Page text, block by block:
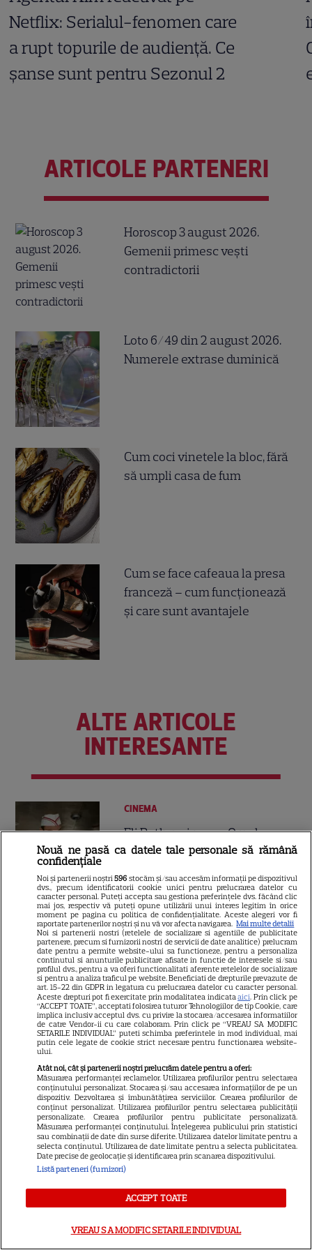
Netflix: Serialul-fenomen care
a rupt topurile de audiență. Ce
șanse sunt pentru Sezonul 2
ARTICOLE PARTENERI
Horoscop 3 august 2026.
Gemenii primesc vești
contradictorii
Loto 6/49 din 2 august 2026.
Numerele extrase duminică
Cum coci vinetele la bloc, fără
să umpli casa de fum
Cum se face cafeaua la presa
franceză – cum funcționează
și care sunt avantajele
ALTE ARTICOLE
INTERESANTE
5
CINEMA
Eli Roth revine cu „Omul cu
înghețata mortală”. Filmul
criminali după ce mănâncă
înghețată
16
NETFLIX
Noutăți Netflix în august 2026:
Robert De Niro, „Nosferatu” și
noile sezoane din „Outer
Banks” și „Un veac de
singurătate”
14
Sean Astin din „Stăpânul
Inelelor” a fost nevoit să își
vândă casa din cauza
salariului mic: Câți bani a
primit de fapt
Elon Musk, atac la adresa
regizorului premiat cu Oscar
Nouă ne pasă ca datele tale personale să rămână
confidențiale
Noi și partenerii noștri596 stocăm și/sau accesăm informații pe dispozitivul
dvs., precum identificatorii cookie unici pentru prelucrarea datelor cu
caracter personal. Puteți accepta sau gestiona preferințele dvs. făcând clic
mai jos, respectiv vă puteți opune utilizării unui interes legitim în orice
moment pe pagina cu politica de confidențialitate. Aceste alegeri vor fi
raportate partenerilor noștri și nu vă vor afecta navigarea. Mai multe detalii
Noi si partenerii nostri (retelele de socializare si agentiile de publicitate
partenere, precum si furnizorii nostri de servicii de date analitice) prelucram
date pentru a permite website-ului sa functioneze, pentru a personaliza
continutul si anunturile publicitare afisate in functie de interesele si/sau
profilul dvs., pentru a va oferi functionalitati aferente retelelor de socializare
si pentru a analiza traficul pe website. Beneficiati de drepturile prevazute de
art. 15-22 din GDPR in legatura cu prelucrarea datelor cu caracter personal.
Aceste drepturi pot fi exercitate prin modalitatea indicataaici. Prin click pe
“ACCEPT TOATE”, acceptati folosirea tuturor Tehnologiilor de tip Cookie, care
implica inclusiv acceptul dvs. cu privire la stocarea/accesarea informatiilor
de catre Vendor-ii cu care colaboram. Prin click pe “VREAU SA MODIFIC
SETARILE INDIVIDUAL” puteti schimba preferintele in mod individual, mai
putin cele legate de cookie strict necesare pentru functionarea website-
ului.
Atât noi, cât și partenerii noștri prelucrăm datele pentru a oferi:
Măsurarea performanței reclamelor. Utilizarea profilurilor pentru selectarea
conținutului personalizat. Stocarea și/sau accesarea informațiilor de pe un
dispozitiv. Dezvoltarea și îmbunătățirea serviciilor. Crearea profilurilor de
conținut personalizat. Utilizarea profilurilor pentru selectarea publicității
personalizate. Crearea profilurilor pentru publicitate personalizată.
Măsurarea performanței conținutului. Înțelegerea publicului prin statistici
sau combinații de date din surse diferite. Utilizarea datelor limitate pentru a
selecta conținutul. Utilizarea de date limitate pentru a selecta publicitatea.
Date precise de geolocație și identificarea prin scanarea dispozitivului.
Listă parteneri (furnizori)
ACCEPT TOATE
VREAU SA MODIFIC SETARILE INDIVIDUAL